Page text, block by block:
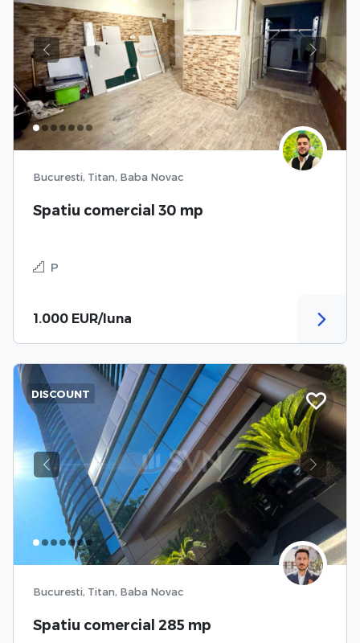
Previous Next
Bucuresti, Titan, Baba Novac
Spatiu comercial 30 mp
P
1.000 EUR/luna
Previous Next
DISCOUNT
Bucuresti, Titan, Baba Novac
Spatiu comercial 285 mp